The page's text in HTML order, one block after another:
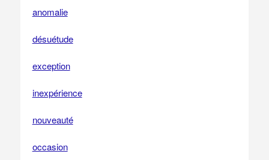
anomalie
désuétude
exception
inexpérience
nouveauté
occasion